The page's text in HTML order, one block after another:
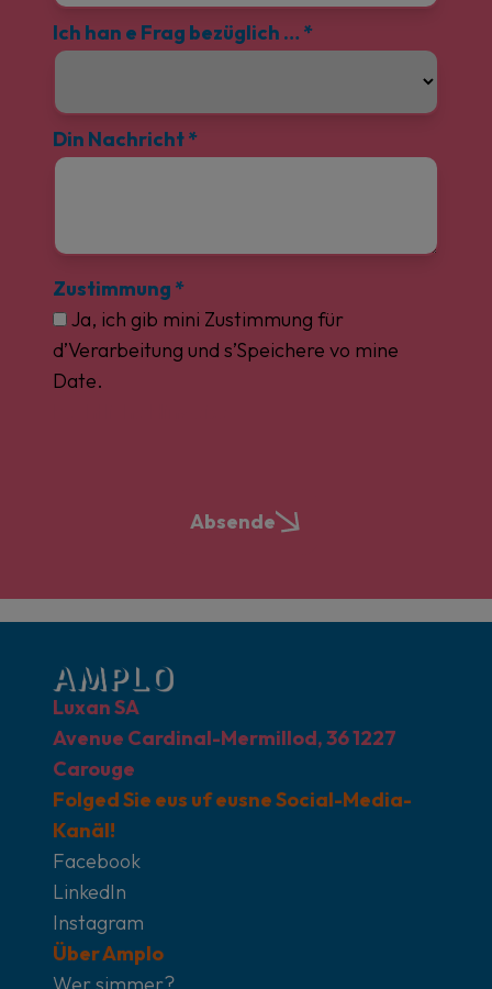
Ich han e Frag bezüglich … *
Din Nachricht*
Zustimmung *
Ja, ich gib mini Zustimmung für
d’Verarbeitung und s’Speichere vo mine
Date.
Absende
Luxan SA
Avenue Cardinal-Mermillod, 36 1227
Carouge
Folged Sie eus uf eusne Social-Media-
Kanäl!
Facebook
LinkedIn
Instagram
Über Amplo